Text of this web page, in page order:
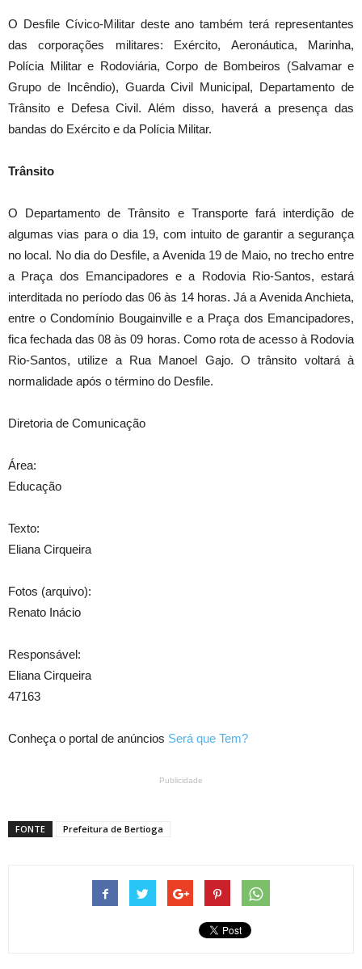
O Desfile Cívico-Militar deste ano também terá representantes
das corporações militares: Exército, Aeronáutica, Marinha,
Polícia Militar e Rodoviária, Corpo de Bombeiros (Salvamar e
Grupo de Incêndio), Guarda Civil Municipal, Departamento de
Trânsito e Defesa Civil. Além disso, haverá a presença das
bandas do Exército e da Polícia Militar.
Trânsito
O Departamento de Trânsito e Transporte fará interdição de
algumas vias para o dia 19, com intuito de garantir a segurança
no local. No dia do Desfile, a Avenida 19 de Maio, no trecho entre
a Praça dos Emancipadores e a Rodovia Rio-Santos, estará
interditada no período das 06 às 14 horas. Já a Avenida Anchieta,
entre o Condomínio Bougainville e a Praça dos Emancipadores,
fica fechada das 08 às 09 horas. Como rota de acesso à Rodovia
Rio-Santos, utilize a Rua Manoel Gajo. O trânsito voltará à
normalidade após o término do Desfile.
Diretoria de Comunicação
Área:
Educação
Texto:
Eliana Cirqueira
Fotos (arquivo):
Renato Inácio
Responsável:
Eliana Cirqueira
47163
Conheça o portal de anúncios Será que Tem?
Publicidade
FONTE Prefeitura de Bertioga